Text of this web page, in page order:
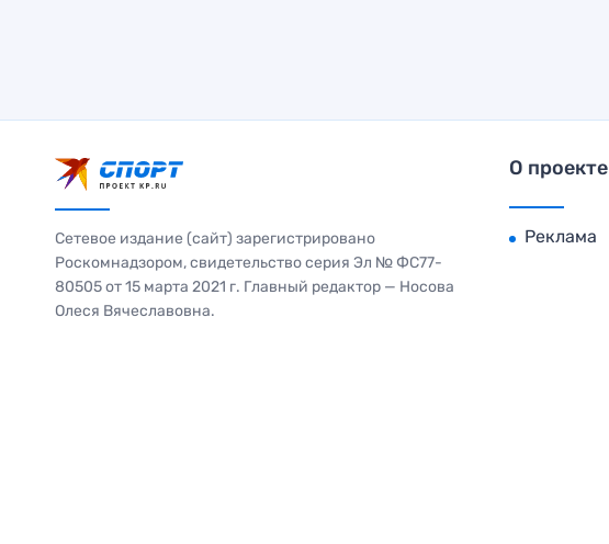
Сетевое издание (сайт) зарегистрировано
Роскомнадзором, свидетельство серия Эл № ФС77-
80505 от 15 марта 2021 г. Главный редактор — Носова
Олеся Вячеславовна.
О проекте
Реклама